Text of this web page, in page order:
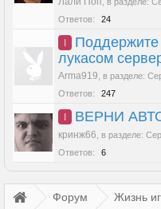
Ответов:
24
Поддержите
лукасом
Arma919 в разделе:
Ответов:
247
ВЕРНИ
кринж66 в разделе:
Ответов:
6
Форум Жизнь